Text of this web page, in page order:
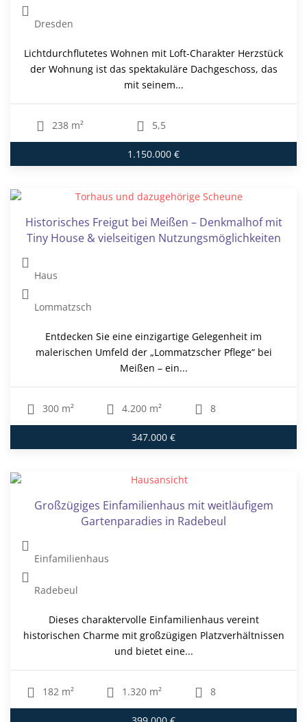
Dresden
Lichtdurchflutetes Wohnen mit Loft-Charakter Herzstück
der Wohnung ist das spektakuläre Dachgeschoss, das
mit seinem...
238 m² 5,5
1.150.000 €
Historisches Freigut bei Meißen – Denkmalhof mit
Tiny House & vielseitigen Nutzungsmöglichkeiten
Haus
Lommatzsch
Entdecken Sie eine einzigartige Gelegenheit im
malerischen Umfeld der „Lommatzscher Pflege“ bei
Meißen – ein...
300 m² 4.200 m² 8
347.000 €
Großzügiges Einfamilienhaus mit weitläufigem
Gartenparadies in Radebeul
Einfamilienhaus
Radebeul
Dieses charaktervolle Einfamilienhaus vereint
historischen Charme mit großzügigen Platzverhältnissen
und bietet eine...
182 m² 1.320 m² 8